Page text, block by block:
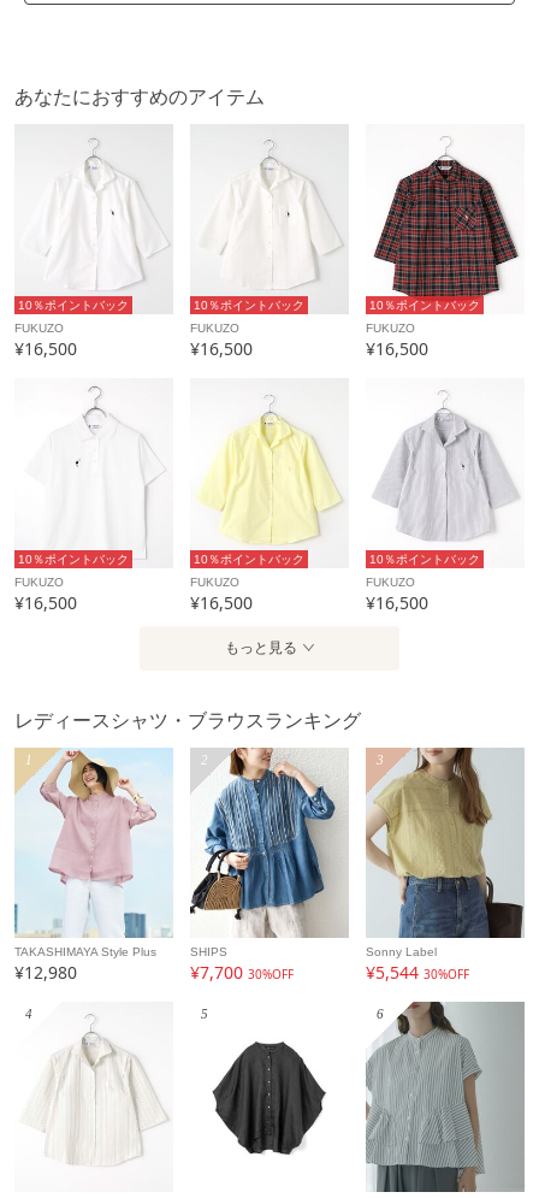
あなたにおすすめのアイテム
10％ポイントバック
FUKUZO
¥16,500
10％ポイントバック
FUKUZO
¥16,500
10％ポイントバック
FUKUZO
¥16,500
10％ポイントバック
FUKUZO
¥16,500
10％ポイントバック
FUKUZO
¥16,500
10％ポイントバック
FUKUZO
¥16,500
もっと見る
レディースシャツ・ブラウスランキング
1
TAKASHIMAYA Style Plus
¥12,980
2
SHIPS
¥7,70030%OFF
3
Sonny Label
¥5,54430%OFF
4 5 6